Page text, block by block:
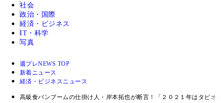
社会
政治・国際
経済・ビジネス
IT・科学
写真
週プレNEWS TOP
新着ニュース
経済・ビジネスニュース
高級食パンブームの仕掛け人・岸本拓也が断言！「２０２１年はタピ